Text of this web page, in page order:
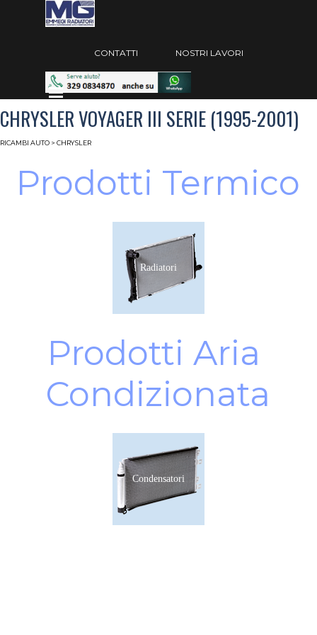
Vai ai contenuti
Salta menù
CONTATTI NOSTRI LAVORI
Salta menù
CHRYSLER VOYAGER III SERIE (1995-2001)
RICAMBI AUTO > CHRYSLER
Prodotti Termico
Radiatori
Prodotti Aria
Condizionata
Condensatori